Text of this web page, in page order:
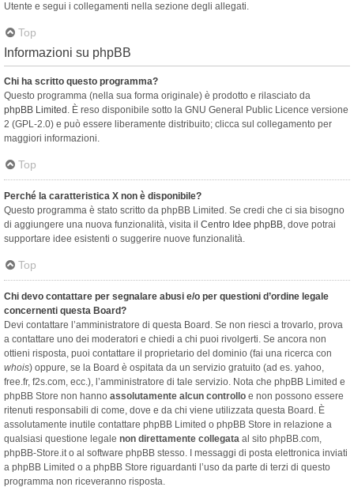
Utente e segui i collegamenti nella sezione degli allegati.
Top
Informazioni su phpBB
Chi ha scritto questo programma?
Questo programma (nella sua forma originale) è prodotto e rilasciato da
phpBB Limited . È reso disponibile sotto la GNU General Public Licence versione
2 (GPL-2.0) e può essere liberamente distribuito; clicca sul collegamento per
maggiori informazioni.
Top
Perché la caratteristica X non è disponibile?
Questo programma è stato scritto da phpBB Limited. Se credi che ci sia bisogno
di aggiungere una nuova funzionalità, visita il Centro Idee phpBB, dove potrai
supportare idee esistenti o suggerire nuove funzionalità.
Top
Chi devo contattare per segnalare abusi e/o per questioni d’ordine legale
concernenti questa Board?
Devi contattare l’amministratore di questa Board. Se non riesci a trovarlo, prova
a contattare uno dei moderatori e chiedi a chi puoi rivolgerti. Se ancora non
ottieni risposta, puoi contattare il proprietario del dominio (fai una ricerca con
whois) oppure, se la Board è ospitata da un servizio gratuito (ad es. yahoo,
free.fr, f2s.com, ecc.), l’amministratore di tale servizio. Nota che phpBB Limited e
phpBB Store non hanno assolutamente alcun controllo e non possono essere
ritenuti responsabili di come, dove e da chi viene utilizzata questa Board. È
assolutamente inutile contattare phpBB Limited o phpBB Store in relazione a
qualsiasi questione legale non direttamente collegata al sito phpBB.com,
phpBB-Store.it o al software phpBB stesso. I messaggi di posta elettronica inviati
a phpBB Limited o a phpBB Store riguardanti l’uso da parte di terzi di questo
programma non riceveranno risposta.